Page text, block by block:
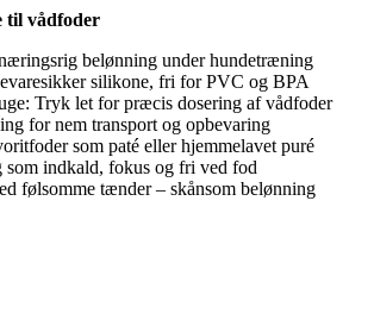
til vådfoder
belønning under hundetræning
silikone, fri for PVC og BPA
Tryk let for præcis dosering af vådfoder
for nem transport og opbevaring
som paté eller hjemmelavet puré
indkald, fokus og fri ved fod
følsomme tænder – skånsom belønning